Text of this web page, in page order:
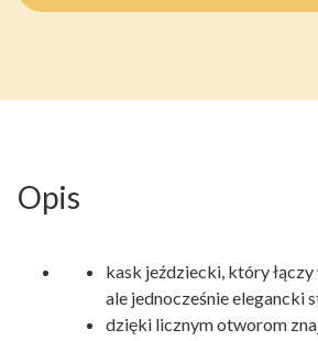
Opis
kask jeździecki, który
ale jednocześnie elegancki
dzięki licznym otworom